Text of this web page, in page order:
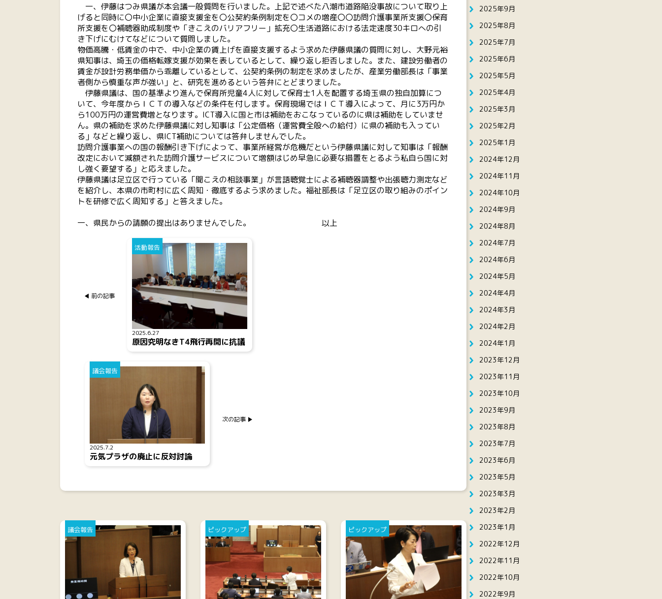
一、伊藤はつみ県議が本会議一般質問を行いました。上記で述べた八潮市道路陥没事故について取り上
げると同時に〇中小企業に直接支援金を〇公契約条例制定を〇コメの増産〇〇訪問介護事業所支援〇保育
所支援を〇補聴器助成制度や「きこえのバリアフリー」拡充〇生活道路における法定速度30キロへの引
き下げにむけてなどについて質問しました。
物価高騰・低賃金の中で、中小企業の賃上げを直接支援するよう求めた伊藤県議の質問に対し、大野元裕
県知事は、埼玉の価格転嫁支援が効果を表しているとして、繰り返し拒否しました。また、建設労働者の
賃金が設計労務単価から乖離しているとして、公契約条例の制定を求めましたが、産業労働部長は「事業
者側から慎重な声が強い」と、研究を進めるという答弁にとどまりました。
伊藤県議は、国の基準より進んで保育所児童4人に対して保育士1人を配置する埼玉県の独自加算につ
いて、今年度からＩＣＴの導入などの条件を付します。保育現場ではＩＣＴ導入によって、月に3万円か
ら100万円の運営費増となります。ICT導入に国と市は補助をおこなっているのに県は補助をしていませ
ん。県の補助を求めた伊藤県議に対し知事は「公定価格（運営費全般への給付）に県の補助も入ってい
る」などと繰り返し、県ICT補助については答弁しませんでした。
訪問介護事業への国の報酬引き下げによって、事業所経営が危機だという伊藤県議に対して知事は「報酬
改定において減額された訪問介護サービスについて増額はじめ早急に必要な措置をとるよう私自ら国に対
し強く要望する」と応えました。
伊藤県議は足立区で行っている「聞こえの相談事業」が言語聴覚士による補聴器調整や出張聴力測定など
を紹介し、本県の市町村に広く周知・徹底するよう求めました。福祉部長は「足立区の取り組みのポイン
トを研修で広く周知する」と答えました。
一、県民からの請願の提出はありませんでした。 以上
前の記事
2025.6.27
活動報告
原因究明なきT4飛行再開に抗議
2025.7.2
議会報告
元気プラザの廃止に反対討論
次の記事
議会報告 ピックアップ ピックアップ
2025年9月
2025年8月
2025年7月
2025年6月
2025年5月
2025年4月
2025年3月
2025年2月
2025年1月
2024年12月
2024年11月
2024年10月
2024年9月
2024年8月
2024年7月
2024年6月
2024年5月
2024年4月
2024年3月
2024年2月
2024年1月
2023年12月
2023年11月
2023年10月
2023年9月
2023年8月
2023年7月
2023年6月
2023年5月
2023年3月
2023年2月
2023年1月
2022年12月
2022年11月
2022年10月
2022年9月